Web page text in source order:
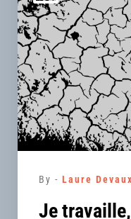
By - Laure Devaux
Je